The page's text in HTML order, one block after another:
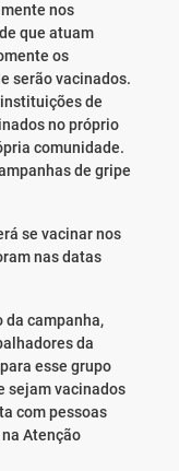
nos
que atuam
os
serão vacinados.
de
no próprio
comunidade.
de gripe
se vacinar nos
nas datas
da campanha,
da
esse grupo
sejam vacinados
com pessoas
Atenção